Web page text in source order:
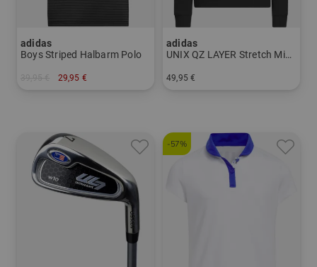
adidas
Boys Striped Halbarm Polo
29,95 €
adidas
UNIX QZ LAYER Stretch Midlayer
49,95 €
-57%